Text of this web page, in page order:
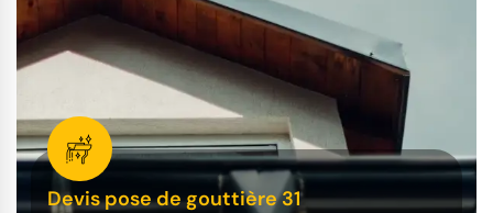
Devis pose de gouttière 31